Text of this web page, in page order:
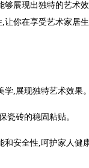
够展现出独特的艺术
让你在享受艺术家居
,展现独特艺术效果。
瓷砖的稳固粘贴。
安全性,呵护家人健康